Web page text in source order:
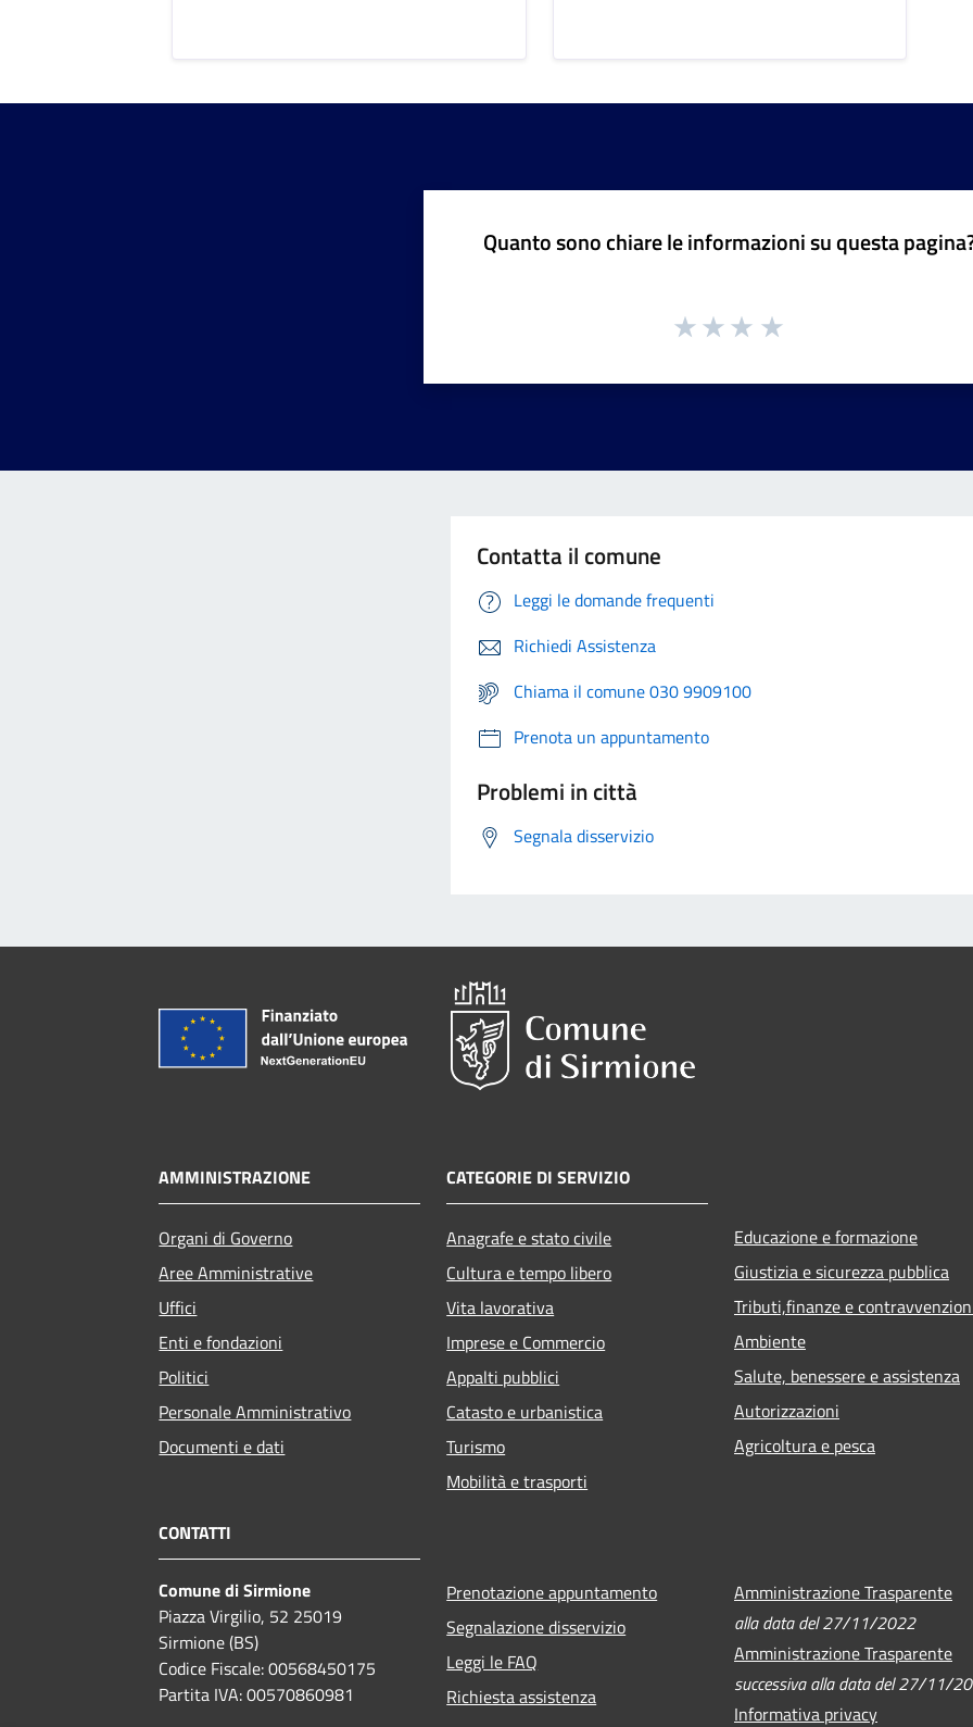
Quanto sono chiare le informazioni su questa
Contatta il comune
Leggi le domande frequenti
Richiedi Assistenza
Chiama il comune 030 9909100
Prenota un appuntamento
Problemi in città
Segnala disservizio
AMMINISTRAZIONE
Organi di Governo
Aree Amministrative
Uffici
Enti e fondazioni
Politici
Personale Amministrativo
Documenti e dati
CATEGORIE DI SERVIZIO
Anagrafe e stato civile
Cultura e tempo libero
Vita lavorativa
Imprese e Commercio
Appalti pubblici
Catasto e urbanistica
Turismo
Mobilità e trasporti
Educazione e formazione
Giustizia e sicurezza pubblica
Tributi,finanze e
Ambiente
Salute, benessere e assistenza
Autorizzazioni
Agricoltura e pesca
CONTATTI
Comune di Sirmione
Piazza Virgilio, 52 25019
Sirmione (BS)
Codice Fiscale: 00568450175
Partita IVA: 00570860981
Prenotazione appuntamento
Segnalazione disservizio
Leggi le FAQ
Richiesta assistenza
Amministrazione Trasparente
alla data del 27/11/2022
Amministrazione Trasparente
successiva alla data del 27/11/
Informativa privacy